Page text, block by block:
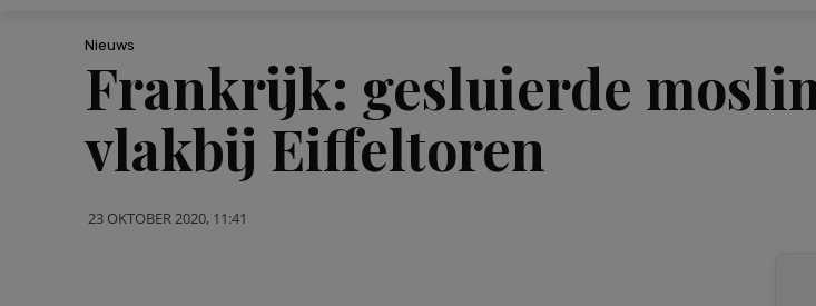
Nieuws
Frankrijk: gesluierde
vlakbij Eiffeltoren
23 OKTOBER 2020, 11:41